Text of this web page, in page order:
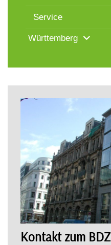
Service
Württemberg
Kontakt zum BDZ